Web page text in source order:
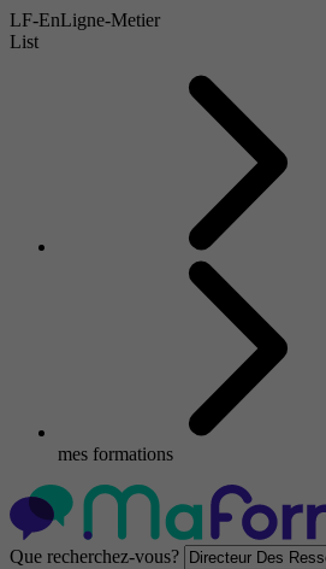
LF-EnLigne-Metier
List
mes formations
Que recherchez-vous?